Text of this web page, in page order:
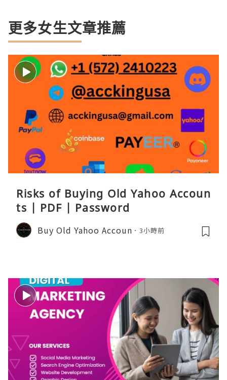
更多女生文章推薦
Risks of Buying Old Yahoo Accoun
ts | PDF | Password
Buy Old Yahoo Accoun 3小時前